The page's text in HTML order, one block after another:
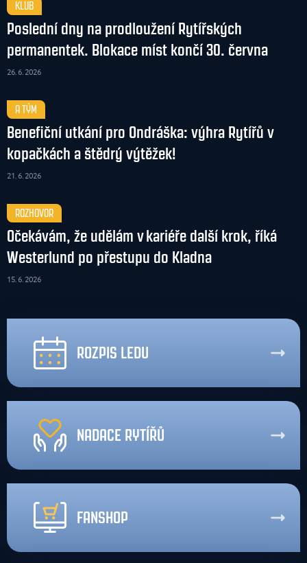
KLUB
Poslední dny na prodloužení Rytířských
permanentek. Blokace míst končí 30. června
26. 6. 2026
A TÝM
Benefiční utkání pro Ondráška: výhra Rytířů v
kopačkách a štědrý výtěžek!
21. 6. 2026
ROZHOVOR
Očekávám, že udělám v kariéře další krok, říká
Westerlund po přestupu do Kladna
15. 6. 2026
ROZPIS LEDU
NADACE RYTÍŘŮ
FANSHOP